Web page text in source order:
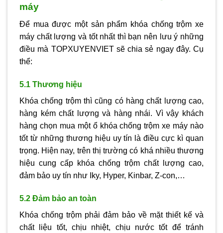
máy
Để mua được một sản phẩm khóa chống trộm xe
máy chất lượng và tốt nhất thì bạn nên lưu ý những
điều mà TOPXUYENVIET sẽ chia sẻ ngay đây. Cụ
thể:
5.1 Thương hiệu
Khóa chống trộm thì cũng có hàng chất lượng cao,
hàng kém chất lượng và hàng nhái. Vì vậy khách
hàng chọn mua một ổ khóa chống trộm xe máy nào
tốt từ những thương hiệu uy tín là điều cực kì quan
trọng. Hiện nay, trên thị trường có khá nhiều thương
hiệu cung cấp khóa chống trộm chất lượng cao,
đảm bảo uy tín như Iky, Hyper, Kinbar, Z-con,…
5.2 Đảm bảo an toàn
Khóa chống trộm phải đảm bảo về mặt thiết kế và
chất liệu tốt, chịu nhiệt, chịu nước tốt để tránh